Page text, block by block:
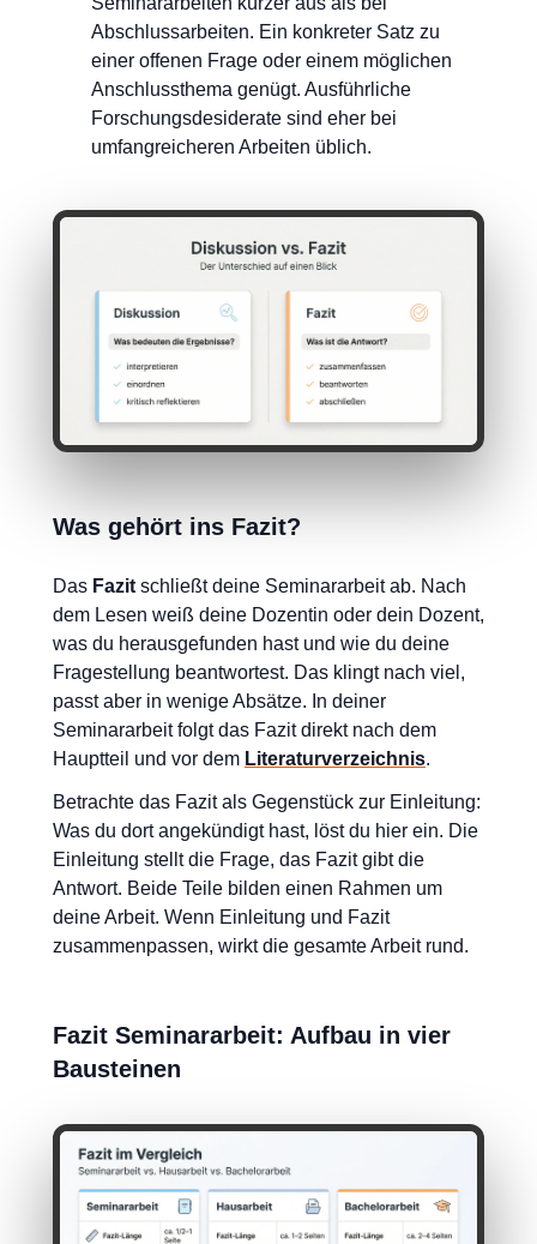
Abschlussarbeiten. Ein konkreter Satz zu
einer offenen Frage oder einem möglichen
Anschlussthema genügt. Ausführliche
Forschungsdesiderate sind eher bei
umfangreicheren Arbeiten üblich.
Was gehört ins Fazit?
Das Fazit schließt deine Seminararbeit ab. Nach
dem Lesen weiß deine Dozentin oder dein Dozent,
was du herausgefunden hast und wie du deine
Fragestellung beantwortest. Das klingt nach viel,
passt aber in wenige Absätze. In deiner
Seminararbeit folgt das Fazit direkt nach dem
Hauptteil und vor dem Literaturverzeichnis.
Betrachte das Fazit als Gegenstück zur Einleitung:
Was du dort angekündigt hast, löst du hier ein. Die
Einleitung stellt die Frage, das Fazit gibt die
Antwort. Beide Teile bilden einen Rahmen um
deine Arbeit. Wenn Einleitung und Fazit
zusammenpassen, wirkt die gesamte Arbeit rund.
Fazit Seminararbeit: Aufbau in vier
Bausteinen